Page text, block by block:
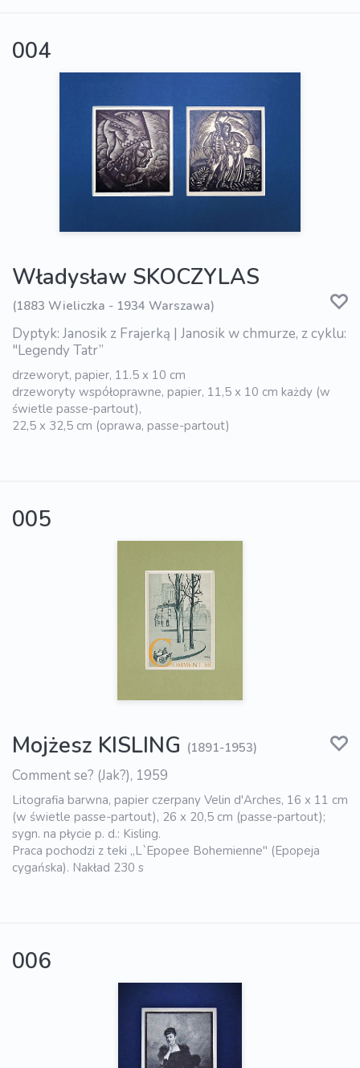
004
Władysław SKOCZYLAS
(1883 Wieliczka - 1934 Warszawa)
Dyptyk: Janosik z Frajerką | Janosik w chmurze, z cyklu:
"Legendy Tatr”
drzeworyt, papier, 11.5 x 10 cm
drzeworyty współoprawne, papier, 11,5 x 10 cm każdy (w
świetle passe-partout),
22,5 x 32,5 cm (oprawa, passe-partout)
005
Mojżesz KISLING (1891-1953)
Comment se? (Jak?), 1959
Litografia barwna, papier czerpany Velin d'Arches, 16 x 11 cm
(w świetle passe-partout), 26 x 20,5 cm (passe-partout);
sygn. na płycie p. d.: Kisling.
Praca pochodzi z teki „L`Epopee Bohemienne" (Epopeja
cygańska). Nakład 230 s
006